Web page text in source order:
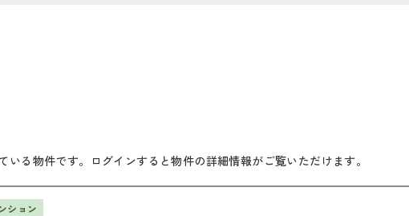
いる物件です。ログインすると物件の詳細情報がご覧いただけます。
ション